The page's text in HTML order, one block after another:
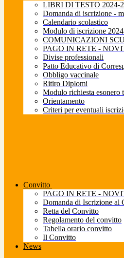
LIBRI DI TESTO 2024-
Domanda di iscrizione -
Calendario scolastico
Modulo di iscrizione
COMUNICAZIONI
PAGO IN RETE -
Divise professionali
Patto Educativo di
Obbligo vaccinale
Ritiro Diplomi
Modulo richiesta esonero
Orientamento
Criteri per eventuali
Convitto
PAGO IN RETE -
Domanda di Iscrizione al
Retta del Convitto
Regolamento del convitto
Tabella orario convitto
Il Convitto
News